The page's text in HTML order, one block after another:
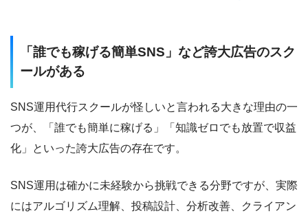
ワイヤーフレーム：Figma / Miro
デザイン：Canva / Adobe Express
HP作成：Laravel / Studio
保有資格
Web解析士（一般社団法人 ウェブ解析士協会）
AIスキル検定 初級（一般社団法人 日本AIスキル認定協会） 合
「誰でも稼げる簡単SNS」など誇大広告のスク
ールがある
SNS運用代行スクールが怪しいと言われる大きな理由の一
つが、「誰でも簡単に稼げる」「知識ゼロでも放置で収益
化」といった誇大広告の存在です。
SNS運用は確かに未経験から挑戦できる分野ですが、実際
にはアルゴリズム理解、投稿設計、分析改善、クライアン